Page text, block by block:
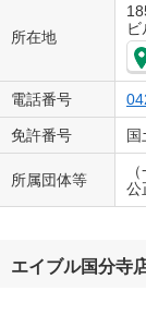
所在地
ビ
電話番号
免許番号
所属団体等
公
エイブル国分寺